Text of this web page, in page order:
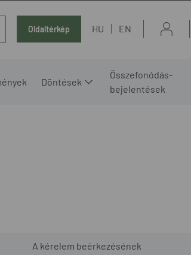
Oldaltérkép HU EN
Döntések
Összefonódás-
bejelentések
A kérelem beérkezésének